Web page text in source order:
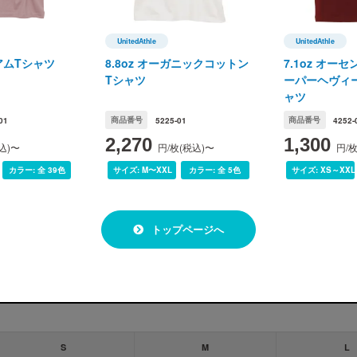
SUMI
S M L
イテッドアスレ)
Tシャツ
)〜
カラー: 全 39色
UnitedAthle
UnitedAthle(ユナイテッドアスレ)
8.8oz オーガニックコットン
Tシャツ
商品番号 5225-01
2,270 円/枚(税込)〜
サイズ: M〜XXL カラー:全 5色
UnitedAthle
UnitedAthle(
7.1oz オーセ
ーパーヘヴィ
ャツ
商品番号 4252-
1,300 円/
サイズ: XS～XXL
トップページへ